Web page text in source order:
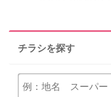
チラシを探す